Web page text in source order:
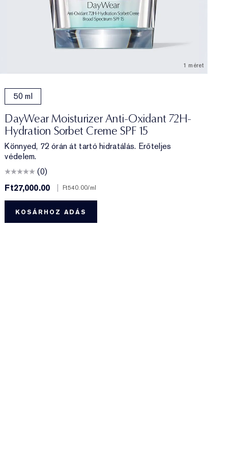
1 méret
50 ml
DayWear Moisturizer Anti-Oxidant 72H-
Hydration Sorbet Creme SPF 15
Könnyed, 72 órán át tartó hidratálás. Erőteljes
védelem.
(0)
Ft27,000.00
| Ft540.00/ml
KOSÁRHOZ ADÁS